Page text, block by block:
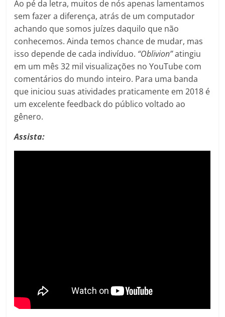
Ao pé da letra, muitos de nós apenas lamentamos
sem fazer a diferença, atrás de um computador
achando que somos juízes daquilo que não
conhecemos. Ainda temos chance de mudar, mas
isso depende de cada indivíduo. “Oblivion”atingiu
em um mês 32 mil visualizações no YouTube com
comentários do mundo inteiro. Para uma banda
que iniciou suas atividades praticamente em 2018 é
um excelente feedback do público voltado ao
gênero.
Assista: